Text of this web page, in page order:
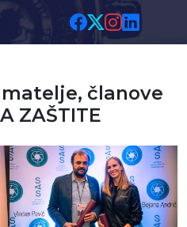
članove
ZAŠTITE